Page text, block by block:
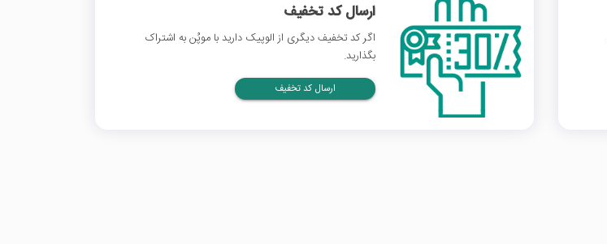
ارسال کد تخفیف
اگر کد تخفیف دیگری از الوپیک دارید با موپُن به اشتراک
بگذارید.
ارسال کد تخفیف